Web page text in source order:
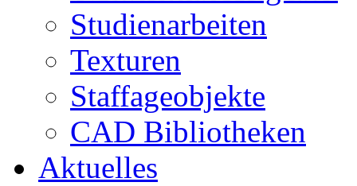
Studienarbeiten
Texturen
Staffageobjekte
CAD Bibliotheken
Aktuelles